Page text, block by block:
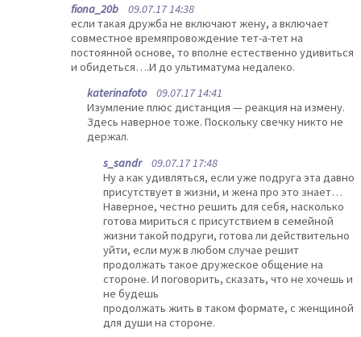
fiona_20b 09.07.17 14:38
если такая дружба не включают жену, а включает
совместное времяпровождение тет-а-тет на
постоянной основе, то вполне естественно удивиться
и обидеться….И до ультиматума недалеко.
katerinafoto09.07.17 14:41
Изумление плюс дистанция — реакция на измену.
Здесь наверное тоже. Поскольку свечку никто не
держал.
s_sandr09.07.17 17:48
Ну а как удивляться, если уже подруга эта давно
присутствует в жизни, и жена про это знает…
Наверное, честно решить для себя, насколько
готова мириться с присутствием в семейной
жизни такой подруги, готова ли действительно
уйти, если муж в любом случае решит
продолжать такое дружеское общение на
стороне. И поговорить, сказать, что не хочешь и
не будешь
продолжать жить в таком формате, с женщиной
для души на стороне.